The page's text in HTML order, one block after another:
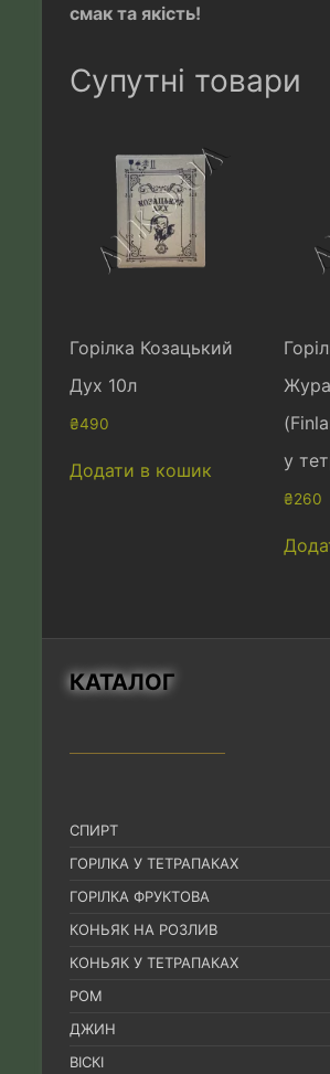
смак та якість!
Супутні товари
Горілка Козацький
Дух 10л
₴490
Додати в кошик
у
₴260
КАТАЛОГ
СПИРТ
ГОРІЛКА У ТЕТРАПАКАХ
ГОРІЛКА ФРУКТОВА
КОНЬЯК НА РОЗЛИВ
КОНЬЯК У ТЕТРАПАКАХ
РОМ
ДЖИН
ВІСКІ